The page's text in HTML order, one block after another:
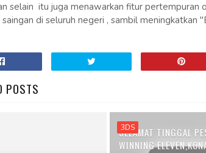
selain itu juga menawarkan fitur pertempuran
di seluruh negeri , sambil meningkatkan
POSTS
3DS
SELAMAT TINGGAL
WINNING